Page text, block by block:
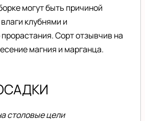
могут быть причиной
клубнями и
Cорт отзывчив на
магния и марганца.
столовые цели